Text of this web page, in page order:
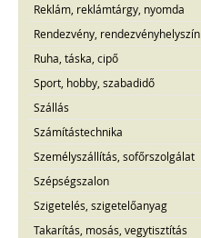
Reklám, reklámtárgy, nyomda
Rendezvény, rendezvényhelyszín
Ruha, táska, cipő
Sport, hobby, szabadidő
Szállás
Számítástechnika
Személyszállítás, sofőrszolgálat
Szépségszalon
Szigetelés, szigetelőanyag
Takarítás, mosás, vegytisztítás